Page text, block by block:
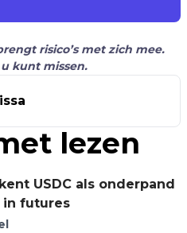
risico’s met zich mee.
kunt missen.
lezen
USDC als onderpand
in futures